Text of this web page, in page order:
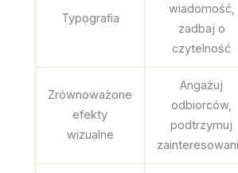
Typografia
wiadomość,
zadbaj o
czytelność
Zrównoważone
efekty
wizualne
Angażuj
odbiorców,
podtrzymuj